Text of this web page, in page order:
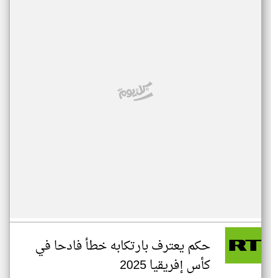
حكم يعترف بارتكابه خطأ فادحا في
كأس إفريقيا 2025